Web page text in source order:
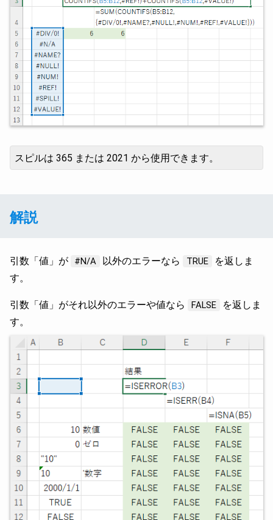
スピルは 365 または 2021 から使用できます。
解説
引数「値」が #N/A 以外のエラーなら TRUE
を返しま
す。
引数「値」がそれ以外のエラーや値なら FALSE
を返しま
す。